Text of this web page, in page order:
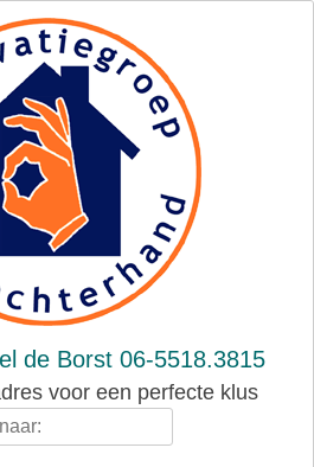
de Borst 06-5518.3815
voor een perfecte klus